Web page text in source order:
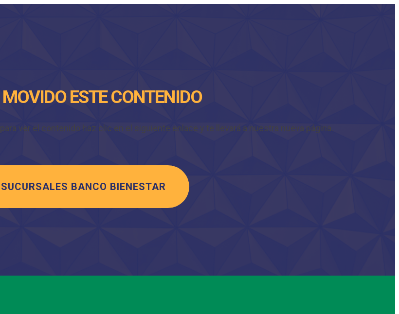
ESTE CONTENIDO
ver el contenido haz clic en el siguiente enlace y te llevará a nuestra nueva página.
BANCO BIENESTAR